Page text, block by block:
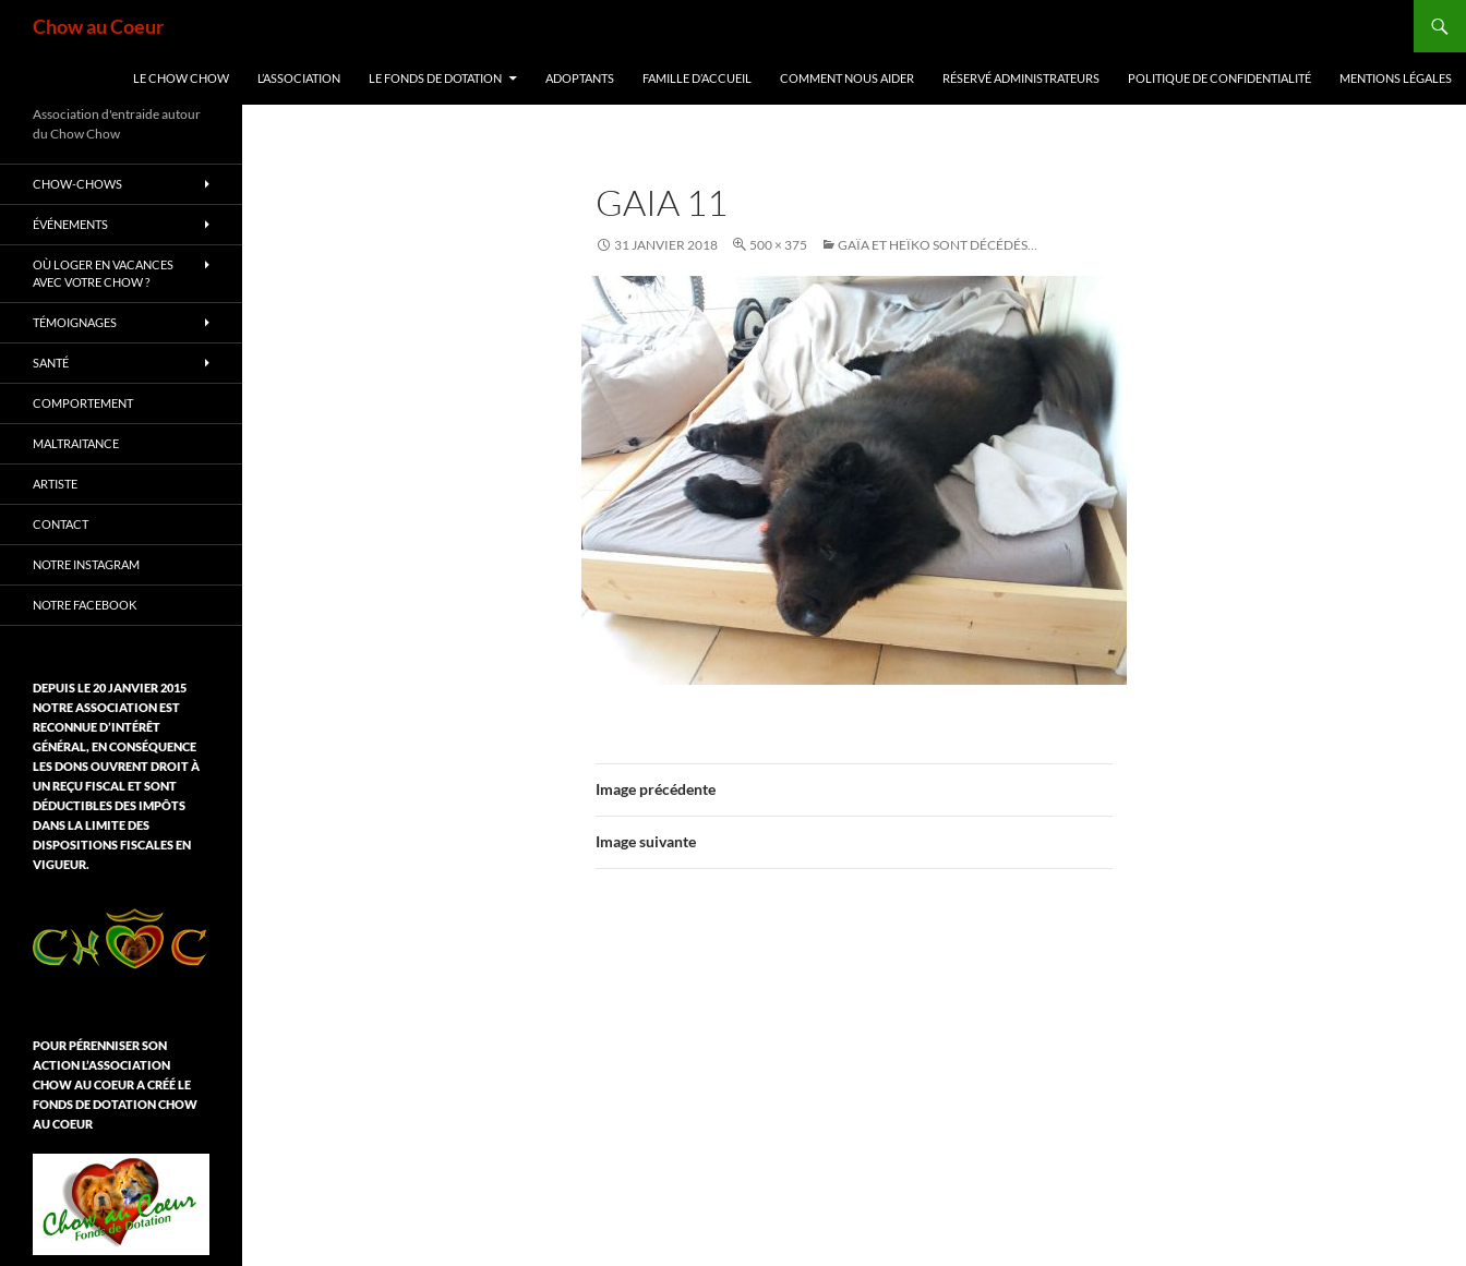
Chow au Coeur
LE CHOW CHOW L’ASSOCIATION LE FONDS DE DOTATION ADOPTANTS FAMILLE D’ACCUEIL COMMENT NOUS AIDER RÉSERVÉ ADMINISTRATEURS POLITIQUE DE CONFIDENTIALITÉ MENTIONS LÉGALES
GAIA 11
31 JANVIER 2018 500 × 375 GAÏA ET HEÏKO SONT DÉCÉDÉS…
Image précédente
Image suivante
Association d'entraide autour
du Chow Chow
CHOW-CHOWS
ÉVÉNEMENTS
OÙ LOGER EN VACANCES
AVEC VOTRE CHOW ?
TÉMOIGNAGES
SANTÉ
COMPORTEMENT
MALTRAITANCE
ARTISTE
CONTACT
NOTRE INSTAGRAM
NOTRE FACEBOOK
DEPUIS LE 20 JANVIER 2015
NOTRE ASSOCIATION EST
RECONNUE D’INTÉRÊT
GÉNÉRAL, EN CONSÉQUENCE
LES DONS OUVRENT DROIT À
UN REÇU FISCAL ET SONT
DÉDUCTIBLES DES IMPÔTS
DANS LA LIMITE DES
DISPOSITIONS FISCALES EN
VIGUEUR.
POUR PÉRENNISER SON
ACTION L’ASSOCIATION
CHOW AU COEUR A CRÉÉ LE
FONDS DE DOTATION CHOW
AU COEUR